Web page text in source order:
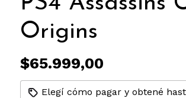
Origins
$65.999,00
Elegí cómo pagar y obtené